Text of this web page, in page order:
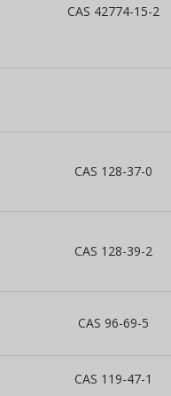
CAS 42774-15-2
CAS 128-37-0
CAS 128-39-2
CAS 96-69-5
CAS 119-47-1